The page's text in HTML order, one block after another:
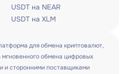
USDT на NEAR
USDT на XLM
для обмена криптовалют,
обмена цифровых
и сторонними поставщиками